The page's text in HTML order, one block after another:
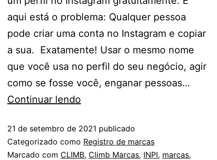
aqui está o problema: Qualquer pessoa
pode criar uma conta no Instagram e copiar
a sua. Exatamente! Usar o mesmo nome
que você usa no perfil do seu negócio, agir
como se fosse você, enganar pessoas…
Continuar lendo
21 de setembro de 2021 publicado
Categorizado como Registro de marcas
Marcado com CLIMB, Climb Marcas, INPI, marcas,